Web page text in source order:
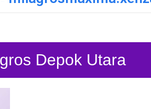
Depok Utara